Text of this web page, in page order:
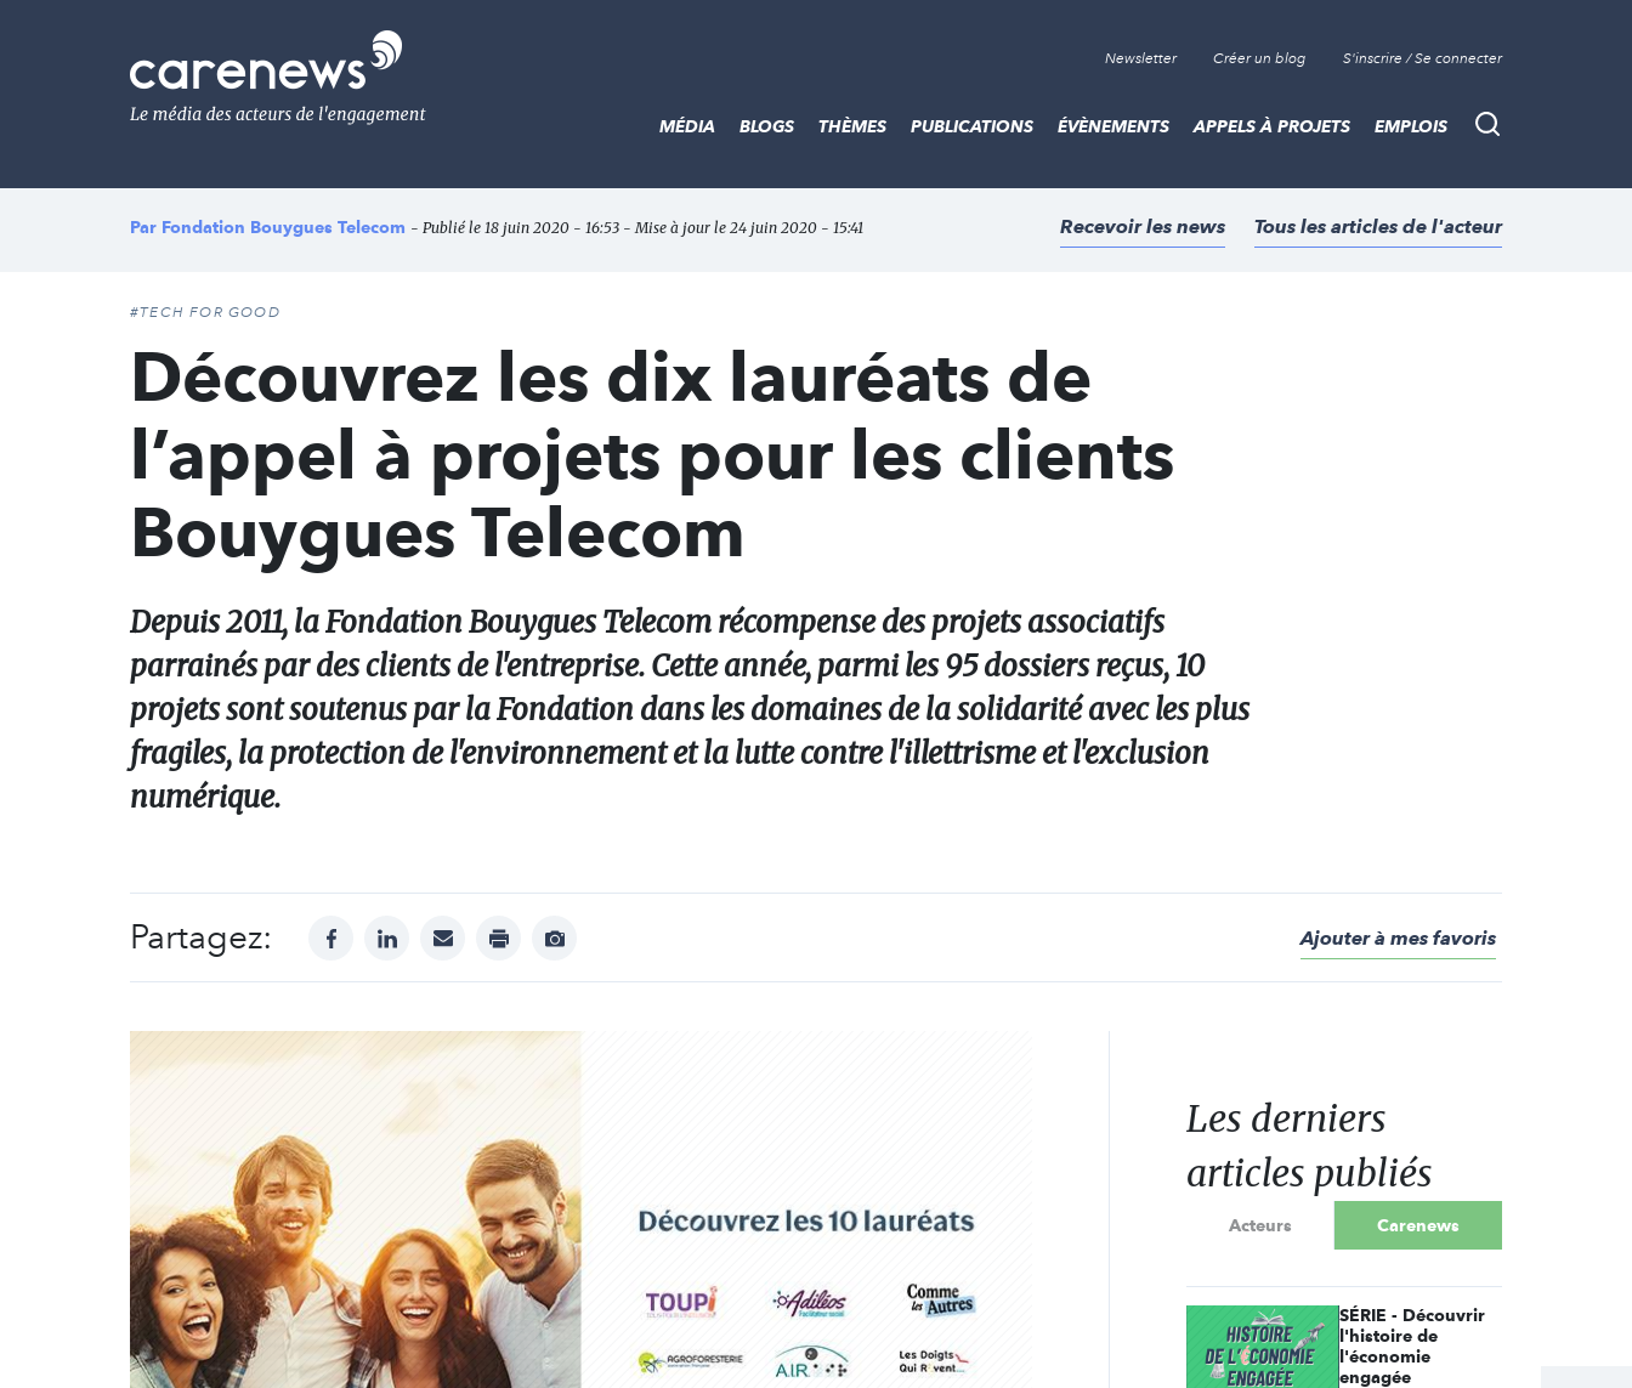
Le
média
de
l'engagement
Newsletter Créer un blog S'inscrire / Se connecter
Recherche
MÉDIA BLOGS THÈMES PUBLICATIONS ÉVÈNEMENTS APPELS À PROJETS EMPLOIS
Par Fondation Bouygues Telecom - Publié le 18 juin 2020 - 16:53 - Mise à jour le 24 juin 2020 - 15:41 Recevoir les news Tous les articles de l'acteur
#TECH FOR GOOD
Découvrez les dix lauréats de
l’appel à projets pour les clients
Bouygues Telecom
Depuis 2011, la Fondation Bouygues Telecom récompense des projets associatifs
parrainés par des clients de l'entreprise. Cette année, parmi les 95 dossiers reçus, 10
projets sont soutenus par la Fondation dans les domaines de la solidarité avec les plus
fragiles, la protection de l'environnement et la lutte contre l'illettrisme et l'exclusion
numérique.
Partagez: facebooklinkedinmail print
Afficher
Ajouter à mes favoris
Les derniers
articles publiés
Acteurs Carenews
SÉRIE - Découvrir
l'histoire de
l'économie
engagée